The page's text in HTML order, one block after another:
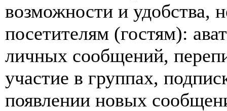
возможности и удобства,
посетителям (гостям):
личных сообщений,
участие в группах,
появлении новых